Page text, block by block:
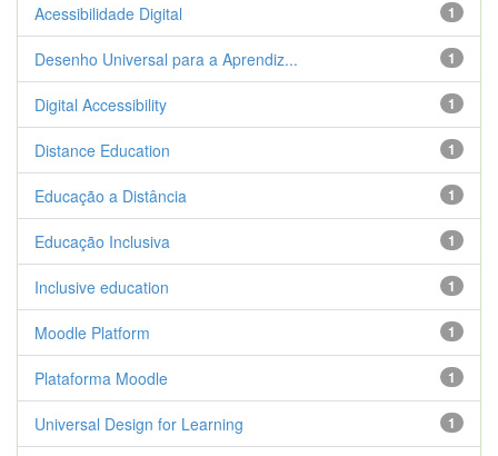
1
Acessibilidade Digital
1
Desenho Universal para a Aprendiz...
1
Digital Accessibility
1
Distance Education
1
Educação a Distância
1
Educação Inclusiva
1
Inclusive education
1
Moodle Platform
1
Plataforma Moodle
1
Universal Design for Learning